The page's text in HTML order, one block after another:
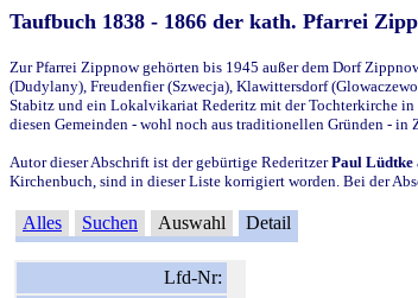
Taufbuch 1838 - 1866 der kath. Pfarrei
Zur Pfarrei Zippnow gehörten bis 1945 außer dem Dorf
(Dudylany), Freudenfier (Szwecja), Klawittersdorf
Stabitz und ein Lokalvikariat Rederitz mit der Tochterkirche in
diesen Gemeinden - wohl noch aus traditionellen Gründen - in
Autor dieser Abschrift ist der gebürtige RederitzerPaul Lüdtke
Kirchenbuch, sind in dieser Liste korrigiert worden. Bei der
Alles Suchen Auswahl Detail
Lfd-Nr: